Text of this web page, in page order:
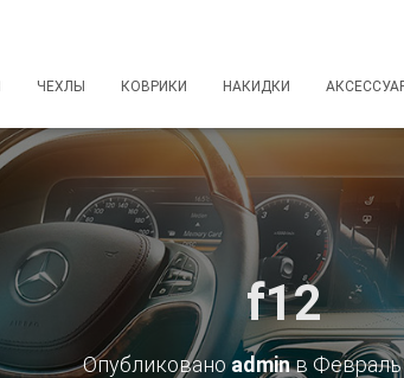
ЧЕХЛЫ КОВРИКИ НАКИДКИ
f12
Опубликованоadminв Февраль